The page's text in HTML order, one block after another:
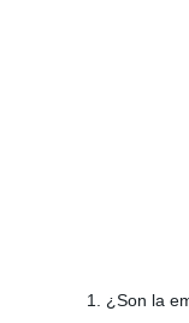
1. ¿Son la